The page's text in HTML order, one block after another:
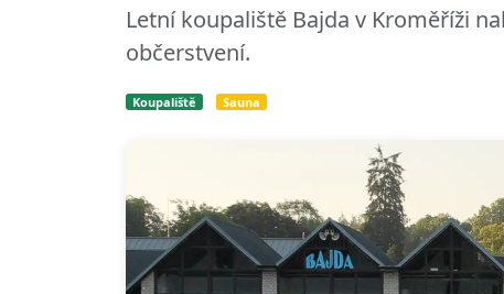
Letní koupaliště Bajda v Kroměříži
občerstvení.
Koupaliště Sauna